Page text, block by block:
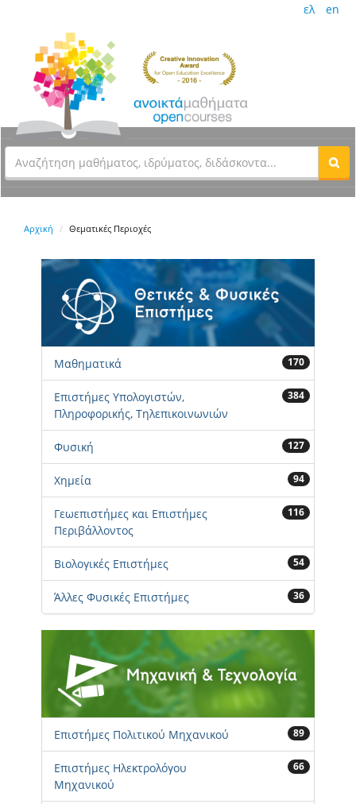
ελ en
Αρχική Θεματικές Περιοχές
Μαθηματικά 170
Επιστήμες Υπολογιστών,
Πληροφορικής, Τηλεπικοινωνιών
384
Φυσική 127
Χημεία 94
Γεωεπιστήμες και Επιστήμες
Περιβάλλοντος
116
Βιολογικές Επιστήμες 54
Άλλες Φυσικές Επιστήμες 36
Επιστήμες Πολιτικού Μηχανικού 89
Επιστήμες Ηλεκτρολόγου
Μηχανικού
66